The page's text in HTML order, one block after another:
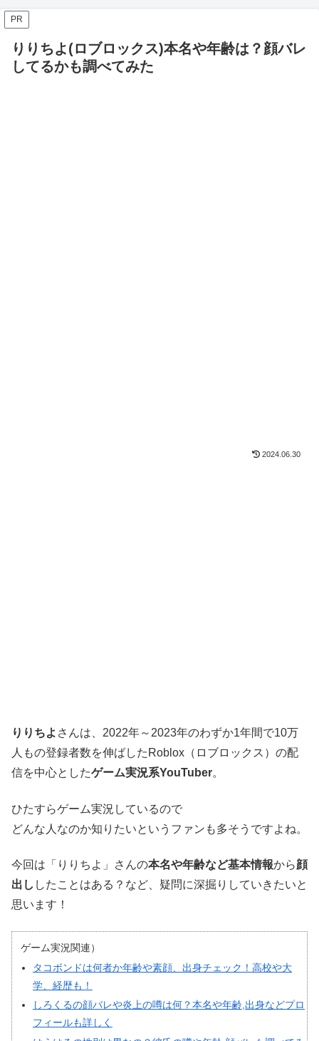
PR
りりちよ(ロブロックス)本名や年齢は？顔バレ
してるかも調べてみた
2024.06.30
りりちよ さんは、2022年～2023年のわずか1年間で10万
人もの登録者数を伸ばしたRoblox（ロブロックス）の配
信を中心としたゲーム実況系YouTuber。
ひたすらゲーム実況しているので
どんな人なのか知りたいというファンも多そうですよね。
今回は「りりちよ」さんの本名や年齢など基本情報から顔
出し したことはある？など、疑問に深掘りしていきたいと
思います！
ゲーム実況関連）
タコボンドは何者か年齢や素顔、出身チェック！高校や大
学、経歴も！
しろくるの顔バレや炎上の噂は何？本名や年齢,出身などプロ
フィールも詳しく